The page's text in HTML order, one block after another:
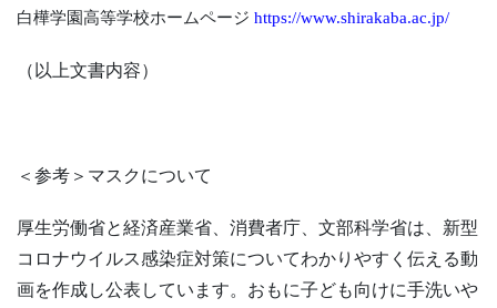
白樺学園高等学校ホームページ https://www.shirakaba.ac.jp/
（以上文書内容）
＜参考＞マスクについて
厚生労働省と経済産業省、消費者庁、文部科学省は、新型
コロナウイルス感染症対策についてわかりやすく伝える動
画を作成し公表しています。おもに子ども向けに手洗いや